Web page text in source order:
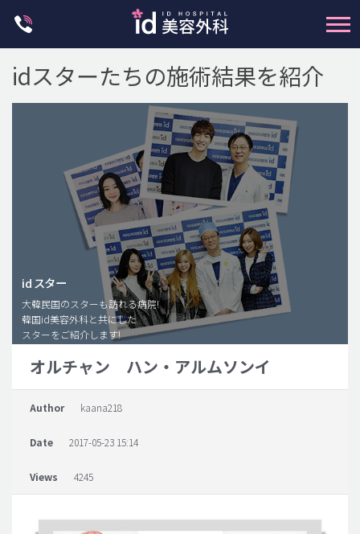
二重・目元整形
脂肪注入(アンチエイジング)
豊胸手術・バストアップ
プチ整形
脂肪吸引 (大容量)
メンズ整形
idリアルストーリー
idニュース
病院紹介
idスターたちの施術結果を紹介
id スター
大韓民国のスターも訪れる病院!
韓国id美容外科と共にした
スターをご紹介します!
オルチャン ハン・アルムソンイ
Author kaana218
Date 2017-05-23 15:14
Views 4245